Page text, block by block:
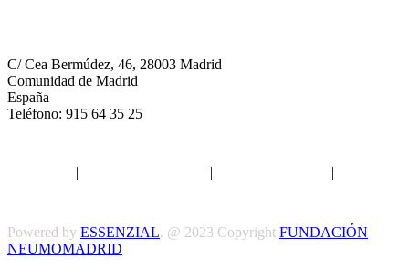
C/ Cea Bermúdez, 46, 28003 Madrid
Comunidad de Madrid
España
Teléfono: 915 64 35 25
| | |
Powered by ESSENZIAL. @ 2023 Copyright FUNDACIÓN
NEUMOMADRID